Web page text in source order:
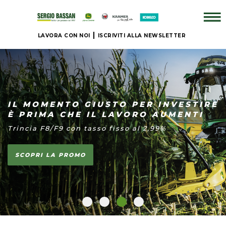
LAVORA CON NOI ISCRIVITI ALLA NEWSLETTER
+
BRAND
NUOVO
+
IL
NOSTRO
USATO
IL MOMENTO GIUSTO PER INVESTIRE
È PRIMA CHE IL LAVORO AUMENTI
Trincia F8/F9 con tasso fisso al 2,99%
SCOPRI LA PROMO